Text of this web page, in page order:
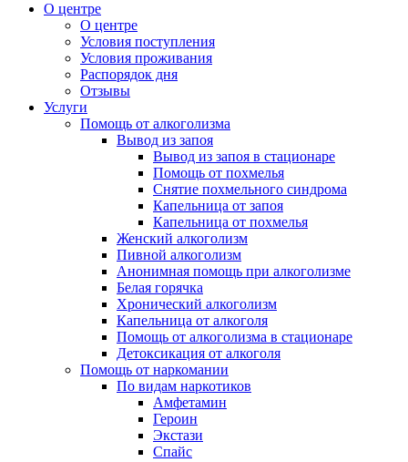
О центре
О центре
Условия поступления
Условия проживания
Распорядок дня
Отзывы
Услуги
Помощь от алкоголизма
Вывод из запоя
Вывод из запоя в стационаре
Помощь от похмелья
Снятие похмельного синдрома
Капельница от запоя
Капельница от похмелья
Женский алкоголизм
Пивной алкоголизм
Анонимная помощь при алкоголизме
Белая горячка
Хронический алкоголизм
Капельница от алкоголя
Помощь от алкоголизма в стационаре
Детоксикация от алкоголя
Помощь от наркомании
По видам наркотиков
Амфетамин
Героин
Экстази
Спайс